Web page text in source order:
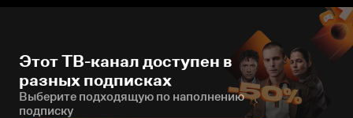
Этот ТВ-канал доступен в
разных подписках
Выберите подходящую по наполнению
подписку